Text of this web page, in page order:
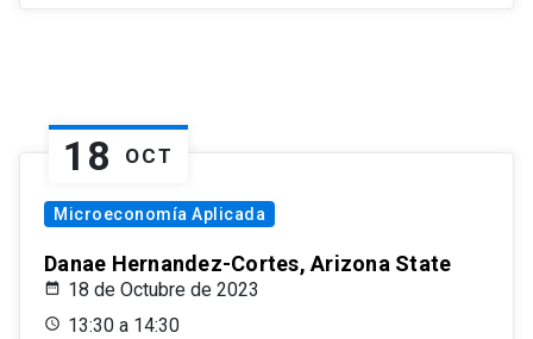
18 OCT
Microeconomía Aplicada
Danae Hernandez-Cortes, Arizona State
18 de Octubre de 2023
13:30 a 14:30